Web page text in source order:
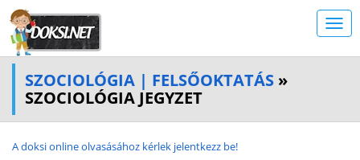
SZOCIOLÓGIA | FELSŐOKTATÁS »
SZOCIOLÓGIA JEGYZET
A doksi online olvasásához kérlek jelentkezz be!